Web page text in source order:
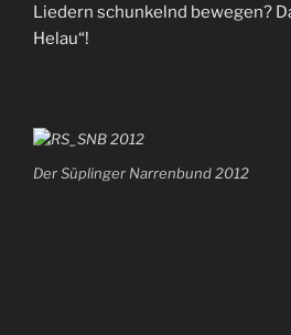
Liedern schunkelnd bewegen?
Helau“!
Der Süplinger Narrenbund 2012